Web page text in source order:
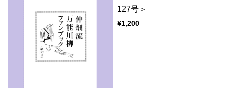
127号＞
¥1,200